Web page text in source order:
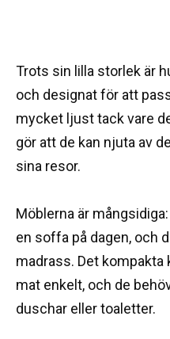
Trots sin lilla storlek är
och designat för att
mycket ljust tack vare
gör att de kan njuta av
sina resor.
Möblerna är
en soffa på dagen, och
madrass. Det kompakta
mat enkelt, och de
duschar eller toaletter.